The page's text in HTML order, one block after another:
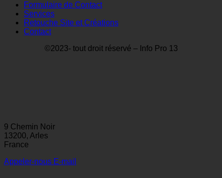
Formulaire de Contact
Services
Retouche Site et Créations
Contact
©2023- tout droit réservé – Info Pro 13
9 Chemin Noir
13200, Arles
France
Appeler-nous E-mail